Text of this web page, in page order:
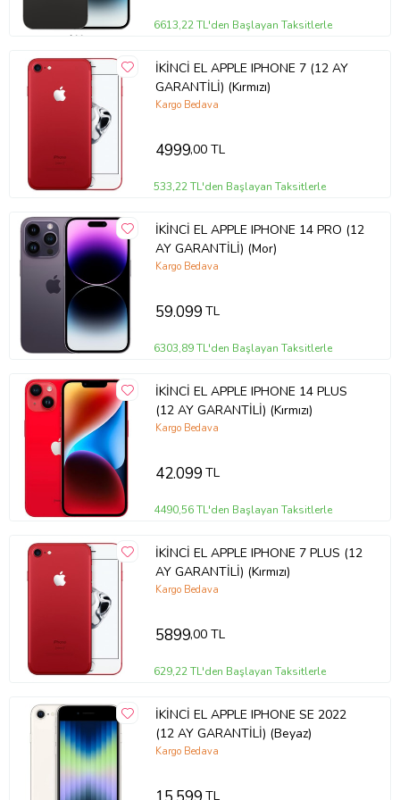
6613,22 TL'den Başlayan Taksitlerle
İKİNCİ EL APPLE IPHONE 7 (12 AY
GARANTİLİ) (Kırmızı)
Kargo Bedava
4999,00 TL
533,22 TL'den Başlayan Taksitlerle
İKİNCİ EL APPLE IPHONE 14 PRO (12
AY GARANTİLİ) (Mor)
Kargo Bedava
59.099TL
6303,89 TL'den Başlayan Taksitlerle
İKİNCİ EL APPLE IPHONE 14 PLUS
(12 AY GARANTİLİ) (Kırmızı)
Kargo Bedava
42.099TL
4490,56 TL'den Başlayan Taksitlerle
İKİNCİ EL APPLE IPHONE 7 PLUS (12
AY GARANTİLİ) (Kırmızı)
Kargo Bedava
5899,00 TL
629,22 TL'den Başlayan Taksitlerle
İKİNCİ EL APPLE IPHONE SE 2022
(12 AY GARANTİLİ) (Beyaz)
Kargo Bedava
TL